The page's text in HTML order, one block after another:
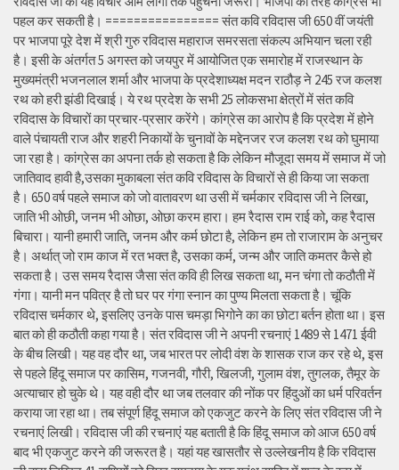
पहल कर सकती है। ================ संत कवि रविदास जी 650 वीं जयंती
पर भाजपा पूरे देश में श्री गुरु रविदास महाराज समरसता संकल्प अभियान चला रही
है। इसी के अंतर्गत 5 अगस्त को जयपुर में आयोजित एक समारोह में राजस्थान के
मुख्यमंत्री भजनलाल शर्मा और भाजपा के प्रदेशाध्यक्ष मदन राठौड़ ने 245 रज कलश
रथ को हरी झंडी दिखाई। ये रथ प्रदेश के सभी 25 लोकसभा क्षेत्रों में संत कवि
रविदास के विचारों का प्रचार-प्रसार करेंगे। कांग्रेस का आरोप है कि प्रदेश में होने
वाले पंचायती राज और शहरी निकायों के चुनावों के मद्देनजर रज कलश रथ को घुमाया
जा रहा है। कांग्रेस का अपना तर्क हो सकता है कि लेकिन मौजूदा समय में समाज में जो
जातिवाद हावी है,उसका मुकाबला संत कवि रविदास के विचारों से ही किया जा सकता
है। 650 वर्ष पहले समाज को जो वातावरण था उसी में चर्मकार रविदास जी ने लिखा,
जाति भी ओछी, जनम भी ओछा, ओछा करम हारा। हम रैदास राम राई को, कह रैदास
बिचारा। यानी हमारी जाति, जनम और कर्म छोटा है, लेकिन हम तो राजाराम के अनुचर
है। अर्थात् जो राम काज में रत भक्त है, उसका कर्म, जन्म और जाति कमतर कैसे हो
सकता है। उस समय रैदास जैसा संत कवि ही लिख सकता था, मन चंगा तो कठौती में
गंगा। यानी मन पवित्र है तो घर पर गंगा स्नान का पुण्य मिलता सकता है। चूंकि
रविदास चर्मकार थे, इसलिए उनके पास चमड़ा भिगोने का का छोटा बर्तन होता था। इस
बात को ही कठौती कहा गया है। संत रविदास जी ने अपनी रचनाएं 1489 से 1471 ईवी
के बीच लिखी। यह वह दौर था, जब भारत पर लोदी वंश के शासक राज कर रहे थे, इस
से पहले हिंदू समाज पर कासिम, गजनवी, गौरी, खिलजी, गुलाम वंश, तुगलक, तैमूर के
अत्याचार हो चुके थे। यह वही दौर था जब तलवार की नोंक पर हिंदुओं का धर्म परिवर्तन
कराया जा रहा था। तब संपूर्ण हिंदू समाज को एकजुट करने के लिए संत रविदास जी ने
रचनाएं लिखी। रविदास जी की रचनाएं यह बताती है कि हिंदू समाज को आज 650 वर्ष
बाद भी एकजुट करने की जरूरत है। यहां यह खासतौर से उल्लेखनीय है कि रविदास